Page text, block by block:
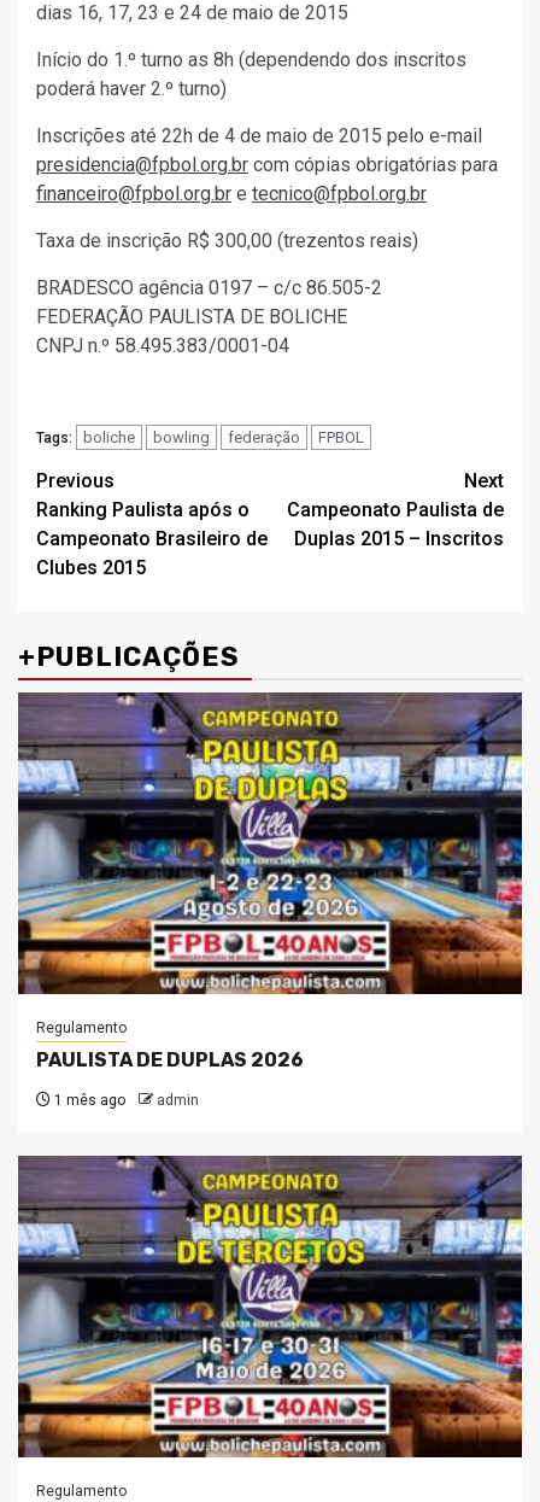
dias 16, 17, 23 e 24 de maio de 2015
Início do 1.º turno as 8h (dependendo dos inscritos
poderá haver 2.º turno)
Inscrições até 22h de 4 de maio de 2015 pelo e-mail
presidencia@fpbol.org.br com cópias obrigatórias para
financeiro@fpbol.org.br e tecnico@fpbol.org.br
Taxa de inscrição R$ 300,00 (trezentos reais)
BRADESCO agência 0197 – c/c 86.505-2
FEDERAÇÃO PAULISTA DE BOLICHE
CNPJ n.º 58.495.383/0001-04
Tags: boliche bowling federação FPBOL
Post
navigation
Previous
Ranking Paulista após o
Campeonato Brasileiro de
Clubes 2015
Next
Campeonato Paulista de
Duplas 2015 – Inscritos
+PUBLICAÇÕES
Regulamento
PAULISTA DE DUPLAS 2026
1 mês ago admin
Regulamento